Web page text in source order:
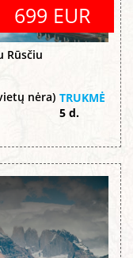
699 EUR
Rūsčiu
nėra) TRUKMĖ
5 d.